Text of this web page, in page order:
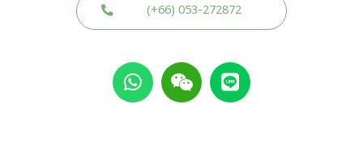
(+66) 053-272872
W
h
a
W
e
i
L
i
n